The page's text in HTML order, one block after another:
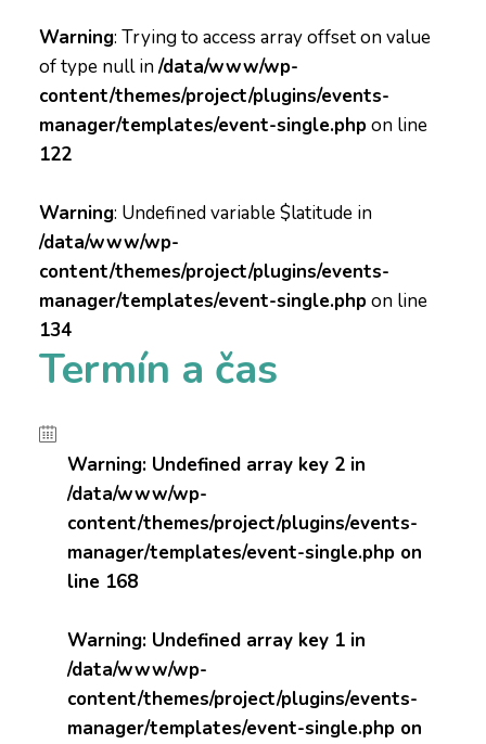
Warning: Trying to access array offset on value
of type null in/data/www/wp-
content/themes/project/plugins/events-
manager/templates/event-single.phpon line
122
Warning: Undefined variable $latitude in
/data/www/wp-
content/themes/project/plugins/events-
manager/templates/event-single.phpon line
134
Termín a čas
Warning: Undefined array key 2 in
/data/www/wp-
content/themes/project/plugins/events-
manager/templates/event-single.phpon
line 168
Warning: Undefined array key 1 in
/data/www/wp-
content/themes/project/plugins/events-
manager/templates/event-single.phpon